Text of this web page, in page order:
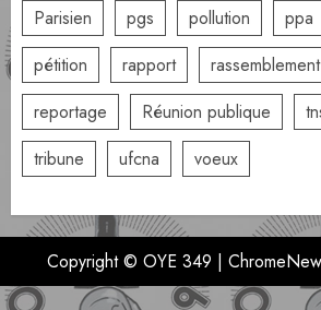
Parisien
pgs pollution ppa
pétition
rapport rassemblement
reportage
Réunion publique
tribune
ufcna voeux
Copyright © OYE 349 |